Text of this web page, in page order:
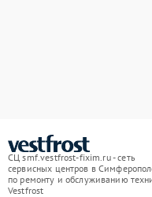
СЦ smf.vestfrost-fixim.ru - сеть
сервисных центров в
по ремонту и обслуживанию
Vestfrost